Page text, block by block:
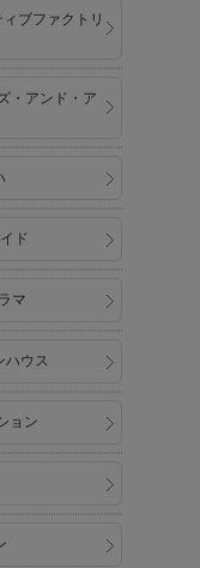
ブファクトリ
・アンド・ア
ド
マ
ハウス
ョン